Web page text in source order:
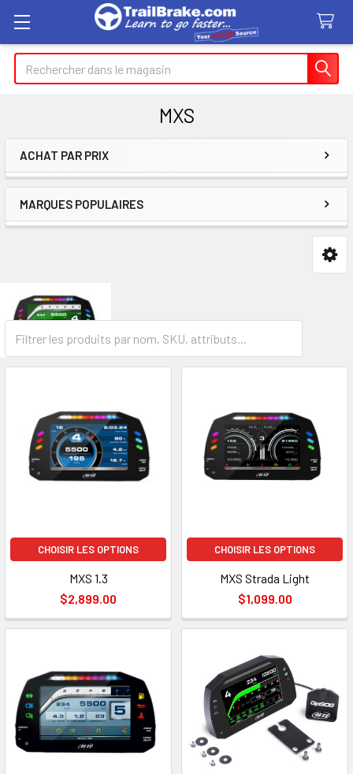
Recherche
MXS
Encadré
ACHAT PAR PRIX
MARQUES POPULAIRES
CHOISIR LES OPTIONS
MXS 1.3
$2,899.00
CHOISIR LES OPTIONS
MXS Strada Light
$1,099.00